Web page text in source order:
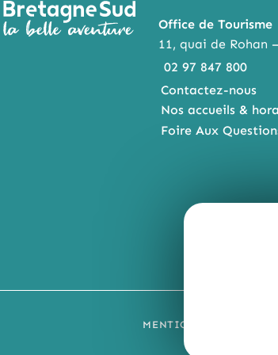
Office de Tourisme
11, quai de Rohan
02 97 847 800
Contactez-nous
Nos accueils &
Foire Aux
MENTIONS LÉGALES